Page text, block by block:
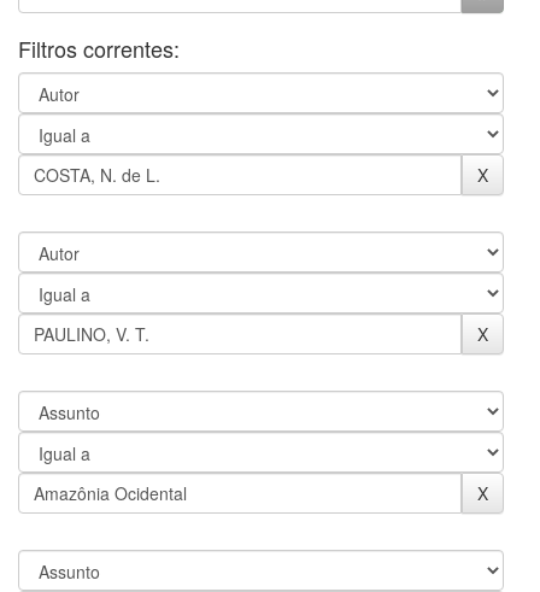
Filtros correntes: